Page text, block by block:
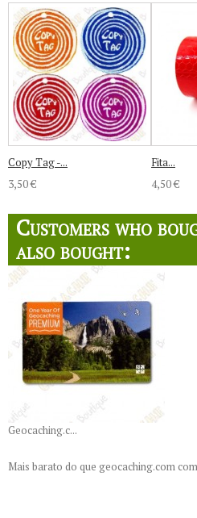
Copy Tag -...
3,50 €
Fita...
4,50 €
Customers who
also bought:
Geocaching.c...
Mais barato do que geocaching.com